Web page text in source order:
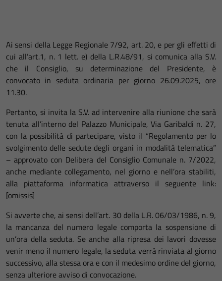
Ai sensi della Legge Regionale 7/92, art. 20, e per gli effetti di
cui all’art.1, n. 1 lett. e) della L.R.48/91, si comunica alla S.V.
che il Consiglio, su determinazione del Presidente, è
convocato in seduta ordinaria per giorno 26.09.2025, ore
11.30.
Pertanto, si invita la S.V. ad intervenire alla riunione che sarà
tenuta all’interno del Palazzo Municipale, Via Garibaldi n. 27,
con la possibilità di partecipare, visto il “Regolamento per lo
svolgimento delle sedute degli organi in modalità telematica”
– approvato con Delibera del Consiglio Comunale n. 7/2022,
anche mediante collegamento, nel giorno e nell’ora stabiliti,
alla piattaforma informatica attraverso il seguente link:
[omissis]
Si avverte che, ai sensi dell’art. 30 della L.R. 06/03/1986, n. 9,
la mancanza del numero legale comporta la sospensione di
un’ora della seduta. Se anche alla ripresa dei lavori dovesse
venir meno il numero legale, la seduta verrà rinviata al giorno
successivo, alla stessa ora e con il medesimo ordine del giorno,
senza ulteriore avviso di convocazione.